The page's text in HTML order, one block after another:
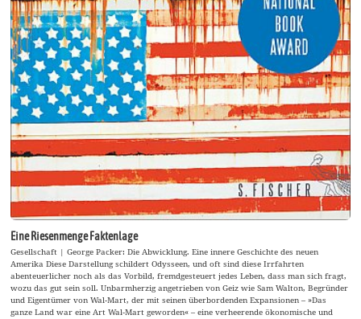
Eine Riesenmenge Faktenlage
Gesellschaft | George Packer: Die Abwicklung. Eine innere Geschichte des neuen
Amerika Diese Darstellung schildert Odysseen, und oft sind diese Irrfahrten
abenteuerlicher noch als das Vorbild, fremdgesteuert jedes Leben, dass man sich fragt,
wozu das gut sein soll. Unbarmherzig angetrieben von Geiz wie Sam Walton, Begründer
und Eigentümer von Wal-Mart, der mit seinen überbordenden Expansionen – »Das
ganze Land war eine Art Wal-Mart geworden« – eine verheerende ökonomische und